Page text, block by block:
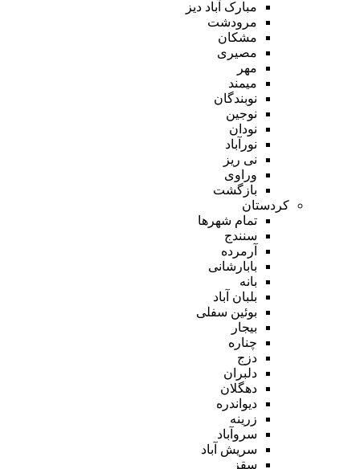
مبارک آباد دیز
مرودشت
مشکان
مصیری
مهر
میمند
نوبندگان
نوجین
نودان
نورآباد
نی ریز
وراوی
بازگشت
کردستان
تمام شهر‌ها
سنندج
آرمرده
بابارشانی
بانه
بلبان آباد
بوئین سفلی
بیجار
چناره
دزج
دلبران
دهگلان
دیواندره
زرینه
سروآباد
سریش آباد
سقز